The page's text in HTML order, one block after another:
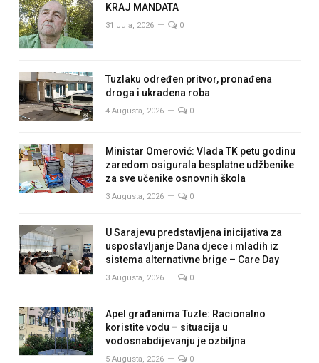
KRAJ MANDATA
31 Jula, 2026 0
Tuzlaku određen pritvor, pronađena
droga i ukradena roba
4 Augusta, 2026 0
Ministar Omerović: Vlada TK petu godinu
zaredom osigurala besplatne udžbenike
za sve učenike osnovnih škola
3 Augusta, 2026 0
U Sarajevu predstavljena inicijativa za
uspostavljanje Dana djece i mladih iz
sistema alternativne brige – Care Day
3 Augusta, 2026 0
Apel građanima Tuzle: Racionalno
koristite vodu – situacija u
vodosnabdijevanju je ozbiljna
5 Augusta, 2026 0